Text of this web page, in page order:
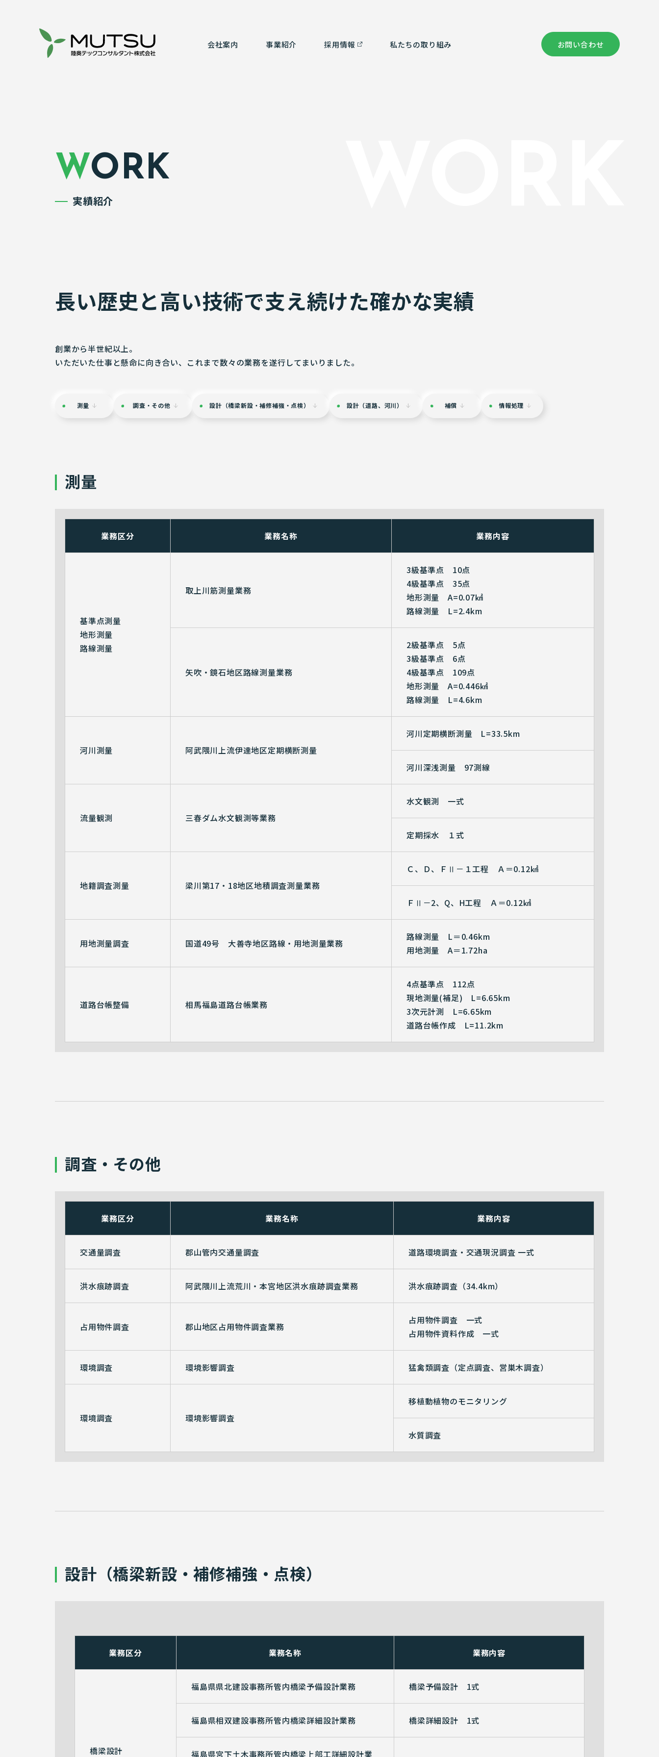
会社案内 事業紹介 採⽤情報 私たちの取り組み お問い合わせ
WORK
実績紹介
長い歴史と高い技術で支え続けた確かな実績
創業から半世紀以上。
いただいた仕事と懸命に向き合い、これまで数々の業務を遂行してまいりました。
測量 調査・その他 設計（橋梁新設・補修補強・点検） 設計（道路、河川） 補償 情報処理
測量
業務区分 業務名称 業務内容
基準点測量
地形測量
路線測量
取上川筋測量業務
3級基準点 10点
4級基準点 35点
地形測量 A=0.07㎢
路線測量 L=2.4km
矢吹・鏡石地区路線測量業務
2級基準点 5点
3級基準点 6点
4級基準点 109点
地形測量 A=0.446㎢
路線測量 L=4.6km
河川測量 阿武隈川上流伊達地区定期横断測量
河川定期横断測量 L=33.5km
河川深浅測量 97測線
流量観測 三春ダム水文観測等業務
水文観測 一式
定期採水 １式
地籍調査測量 梁川第17・18地区地積調査測量業務
Ｃ、Ｄ、ＦⅡ－１工程 Ａ＝0.12㎢
ＦⅡ－2、Q、H工程 Ａ＝0.12㎢
用地測量調査 国道49号 大善寺地区路線・用地測量業務
路線測量 L＝0.46km
用地測量 A＝1.72ha
道路台帳整備 相馬福島道路台帳業務
4点基準点 112点
現地測量(補足) L=6.65km
3次元計測 L=6.65km
道路台帳作成 L=11.2km
調査・その他
業務区分 業務名称 業務内容
交通量調査 郡山管内交通量調査 道路環境調査・交通現況調査 一式
洪水痕跡調査 阿武隈川上流荒川・本宮地区洪水痕跡調査業務 洪水痕跡調査（34.4km）
占用物件調査 郡山地区占用物件調査業務
占用物件調査 一式
占用物件資料作成 一式
環境調査 環境影響調査 猛禽類調査（定点調査、営巣木調査）
環境調査 環境影響調査
移植動植物のモニタリング
水質調査
設計（橋梁新設・補修補強・点検）
業務区分 業務名称 業務内容
橋梁設計
福島県県北建設事務所管内橋梁予備設計業務 橋梁予備設計 1式
福島県相双建設事務所管内橋梁詳細設計業務 橋梁詳細設計 1式
福島県宮下土木事務所管内橋梁上部工詳細設計業